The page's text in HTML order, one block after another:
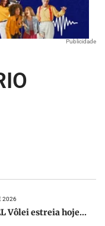
Publicidade
2026
Vôlei estreia hoje...